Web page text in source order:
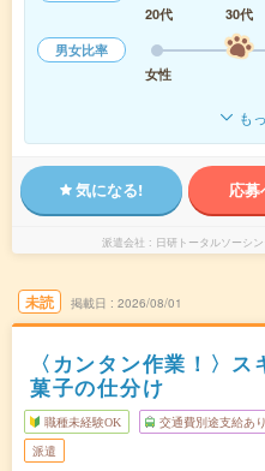
20代
30代
男女比率
女性
も
気になる! 応
派遣会社 日研トータルソーシ
未読 掲載日 2026/08/01
〈カンタン作業！〉
菓子の仕分け
職種未経験OK 交通費別途支給あり
派遣